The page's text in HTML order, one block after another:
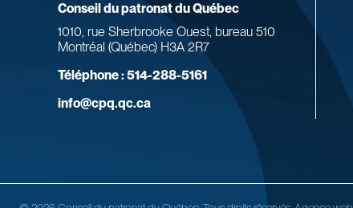
Conseil du patronat du Québec
1010, rue Sherbrooke Ouest, bureau 510
Montréal (Québec) H3A 2R7
Téléphone :514-288-5161
info@cpq.qc.ca